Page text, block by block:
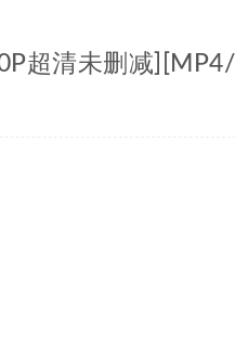
超清未删减][MP4/